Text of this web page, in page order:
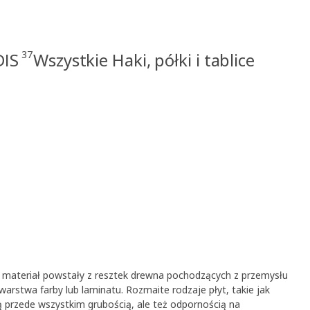
37Wszystkie Haki, półki i tablice
powstały z resztek drewna pochodzących z przemysłu
farby lub laminatu. Rozmaite rodzaje płyt, takie jak
przede wszystkim grubością, ale też odpornością na